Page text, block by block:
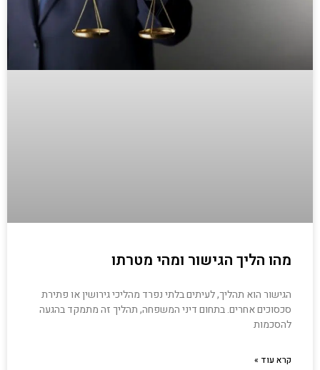
מהו הליך הגישור ומהי מטרתו
הגישור הוא תהליך, לעיתים בלתי נפרד מהליכי גירושין או פתירת
סכסוכים אחרים. בתחום דיני המשפחה, תהליך זה מתמקד בהגעה
להסכמות
קרא עוד »